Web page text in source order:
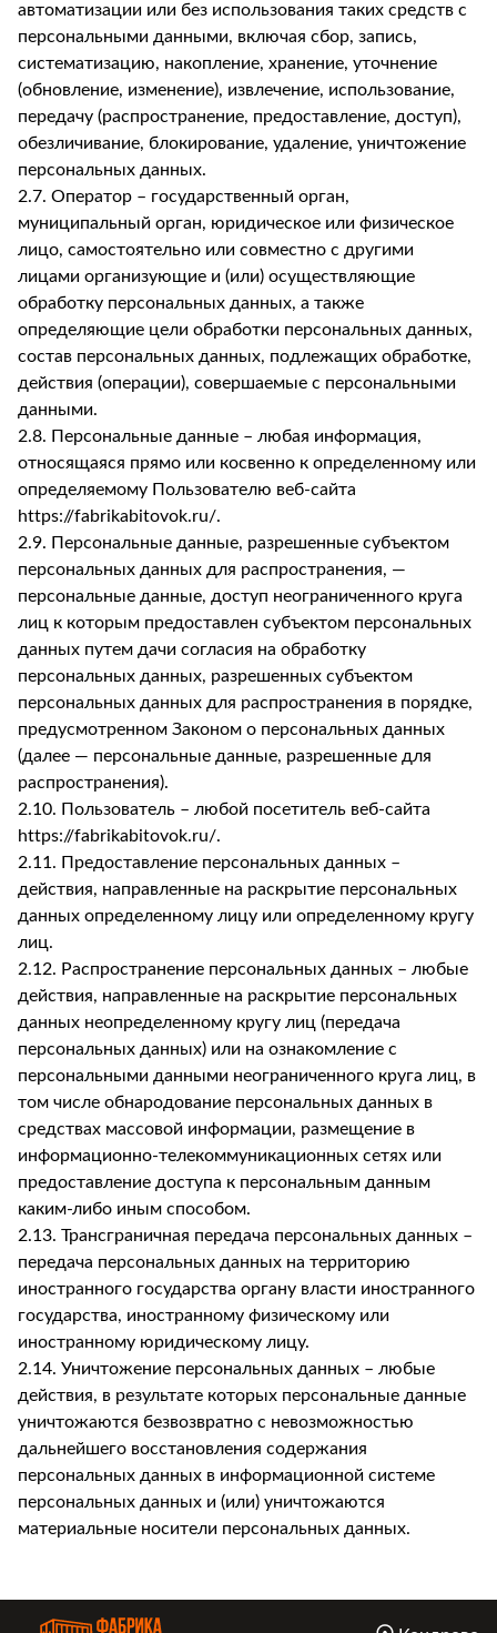
автоматизации или без использования таких средств с
персональными данными, включая сбор, запись,
систематизацию, накопление, хранение, уточнение
(обновление, изменение), извлечение, использование,
передачу (распространение, предоставление, доступ),
обезличивание, блокирование, удаление, уничтожение
персональных данных.
2.7. Оператор – государственный орган,
муниципальный орган, юридическое или физическое
лицо, самостоятельно или совместно с другими
лицами организующие и (или) осуществляющие
обработку персональных данных, а также
определяющие цели обработки персональных данных,
состав персональных данных, подлежащих обработке,
действия (операции), совершаемые с персональными
данными.
2.8. Персональные данные – любая информация,
относящаяся прямо или косвенно к определенному или
определяемому Пользователю веб-сайта
https://fabrikabitovok.ru/.
2.9. Персональные данные, разрешенные субъектом
персональных данных для распространения, —
персональные данные, доступ неограниченного круга
лиц к которым предоставлен субъектом персональных
данных путем дачи согласия на обработку
персональных данных, разрешенных субъектом
персональных данных для распространения в порядке,
предусмотренном Законом о персональных данных
(далее — персональные данные, разрешенные для
распространения).
2.10. Пользователь – любой посетитель веб-сайта
https://fabrikabitovok.ru/.
2.11. Предоставление персональных данных –
действия, направленные на раскрытие персональных
данных определенному лицу или определенному кругу
лиц.
2.12. Распространение персональных данных – любые
действия, направленные на раскрытие персональных
данных неопределенному кругу лиц (передача
персональных данных) или на ознакомление с
персональными данными неограниченного круга лиц, в
том числе обнародование персональных данных в
средствах массовой информации, размещение в
информационно-телекоммуникационных сетях или
предоставление доступа к персональным данным
каким-либо иным способом.
2.13. Трансграничная передача персональных данных –
передача персональных данных на территорию
иностранного государства органу власти иностранного
государства, иностранному физическому или
иностранному юридическому лицу.
2.14. Уничтожение персональных данных – любые
действия, в результате которых персональные данные
уничтожаются безвозвратно с невозможностью
дальнейшего восстановления содержания
персональных данных в информационной системе
персональных данных и (или) уничтожаются
материальные носители персональных данных.